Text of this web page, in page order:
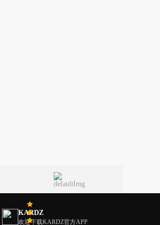
KARDZ
欢迎下载KARDZ官方APP